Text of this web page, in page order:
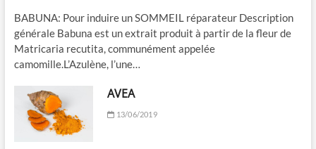
BABUNA: Pour induire un SOMMEIL réparateur Description
générale Babuna est un extrait produit à partir de la fleur de
Matricaria recutita, communément appelée
camomille.L’Azulène, l’une…
AVEA
13/06/2019